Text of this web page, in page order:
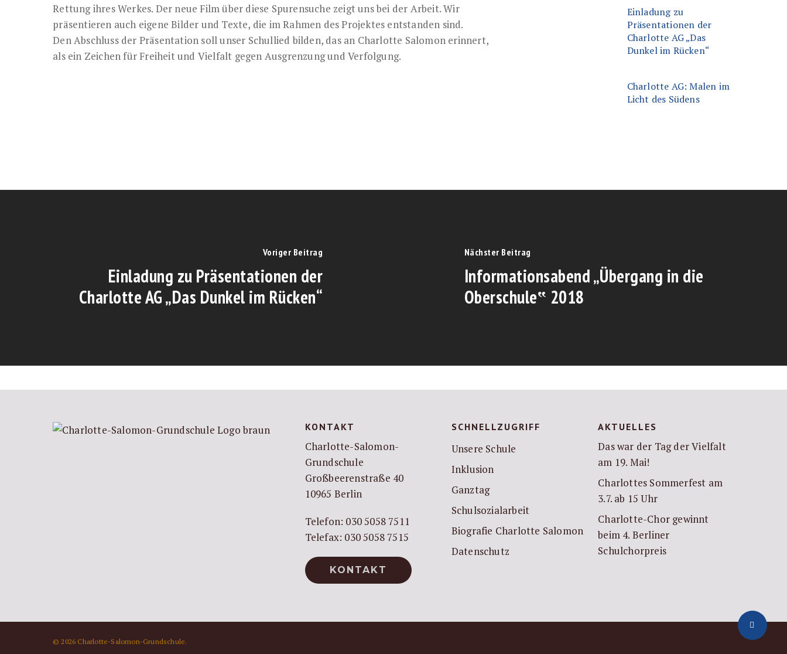
Rettung ihres Werkes. Der neue Film über diese Spurensuche zeigt uns bei der Arbeit. Wir
präsentieren auch eigene Bilder und Texte, die im Rahmen des Projektes entstanden sind.
Den Abschluss der Präsentation soll unser Schullied bilden, das an Charlotte Salomon erinnert,
als ein Zeichen für Freiheit und Vielfalt gegen Ausgrenzung und Verfolgung.
Einladung zu
Präsentationen der
Charlotte AG „Das
Dunkel im Rücken“
Charlotte AG: Malen im
Licht des Südens
Voriger Beitrag
Einladung zu Präsentationen der
Charlotte AG „Das Dunkel im Rücken“
Nächster Beitrag
Informationsabend „Übergang in die
Oberschule‟ 2018
KONTAKT
Charlotte-Salomon-
Grundschule
Großbeerenstraße 40
10965 Berlin
Telefon: 030 5058 7511
Telefax: 030 5058 7515
KONTAKT
SCHNELLZUGRIFF
Unsere Schule
Inklusion
Ganztag
Schulsozialarbeit
Biografie Charlotte Salomon
Datenschutz
AKTUELLES
Das war der Tag der Vielfalt
am 19. Mai!
Charlottes Sommerfest am
3.7. ab 15 Uhr
Charlotte-Chor gewinnt
beim 4. Berliner
Schulchorpreis
© 2026 Charlotte-Salomon-Grundschule.